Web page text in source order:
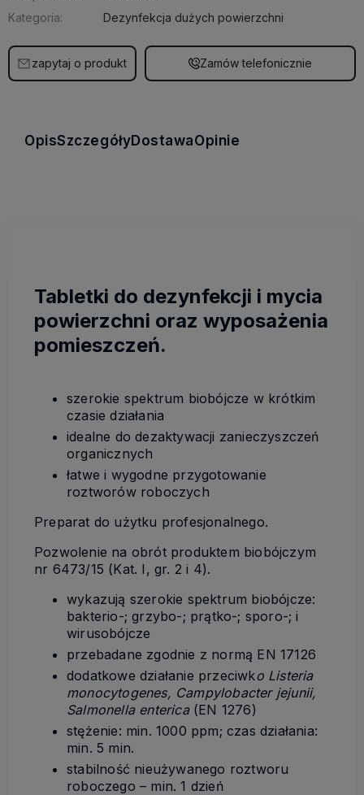
Kategoria:
Dezynfekcja dużych powierzchni
zapytaj o produkt Zamów telefonicznie
OpisSzczegółyDostawaOpinie
Tabletki do dezynfekcji i mycia
powierzchni oraz wyposażenia
pomieszczeń.
szerokie spektrum biobójcze w krótkim
czasie działania
idealne do dezaktywacji zanieczyszczeń
organicznych
łatwe i wygodne przygotowanie
roztworów roboczych
Preparat do użytku profesjonalnego.
Pozwolenie na obrót produktem biobójczym
nr 6473/15 (Kat. I, gr. 2 i 4).
wykazują szerokie spektrum biobójcze:
bakterio-; grzybo-; prątko-; sporo-; i
wirusobójcze
przebadane zgodnie z normą EN 17126
dodatkowe działanie przeciwko Listeria
monocytogenes, Campylobacter jejunii,
Salmonella enterica(EN 1276)
stężenie: min. 1000 ppm; czas działania:
min. 5 min.
stabilność nieużywanego roztworu
roboczego – min. 1 dzień